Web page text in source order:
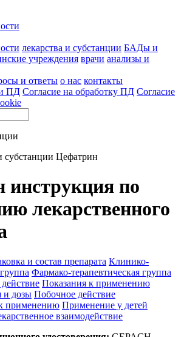
лекарства и субстанции БАДы и
учреждения врачи анализы и
и ответы о нас контакты
ПД Согласие на обработку ПД Согласие
субстанции Цефатрин
инструкция по
лекарственного
и состав препарата Клинико-
Фармако-терапевтическая группа
Показания к применению
и дозы Побочное действие
применению Применение у детей
взаимодействие